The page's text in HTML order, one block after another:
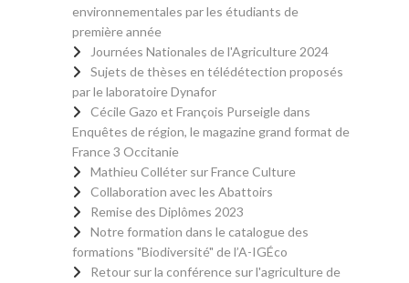
environnementales par les étudiants de
première année
Journées Nationales de l'Agriculture 2024
Sujets de thèses en télédétection proposés
par le laboratoire Dynafor
Cécile Gazo et François Purseigle dans
Enquêtes de région, le magazine grand format de
France 3 Occitanie
Mathieu Colléter sur France Culture
Collaboration avec les Abattoirs
Remise des Diplômes 2023
Notre formation dans le catalogue des
formations "Biodiversité" de l’A-IGÉco
Retour sur la conférence sur l'agriculture de